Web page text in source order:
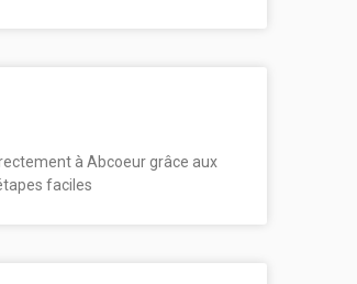
à Abcoeur grâce aux
faciles